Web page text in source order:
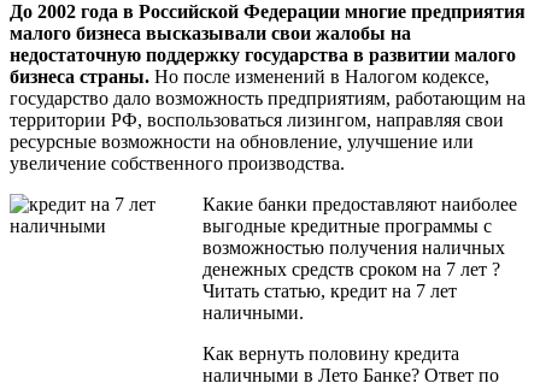
До 2002 года в Российской Федерации многие предприятия
малого бизнеса высказывали свои жалобы на
недостаточную поддержку государства в развитии малого
бизнеса страны. Но после изменений в Налогом кодексе,
государство дало возможность предприятиям, работающим на
территории РФ, воспользоваться лизингом, направляя свои
ресурсные возможности на обновление, улучшение или
увеличение собственного производства.
Какие банки предоставляют наиболее
выгодные кредитные программы с
возможностью получения наличных
денежных средств сроком на 7 лет ?
Читать статью, кредит на 7 лет
наличными.
Как вернуть половину кредита
наличными в Лето Банке? Ответ по